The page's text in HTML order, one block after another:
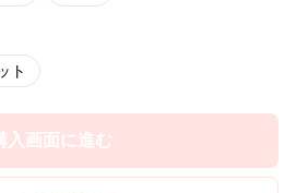
ト
購入画面に進む